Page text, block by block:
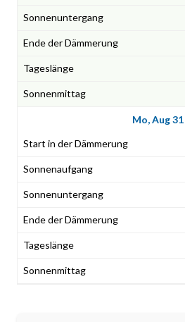
Mo, Aug 31